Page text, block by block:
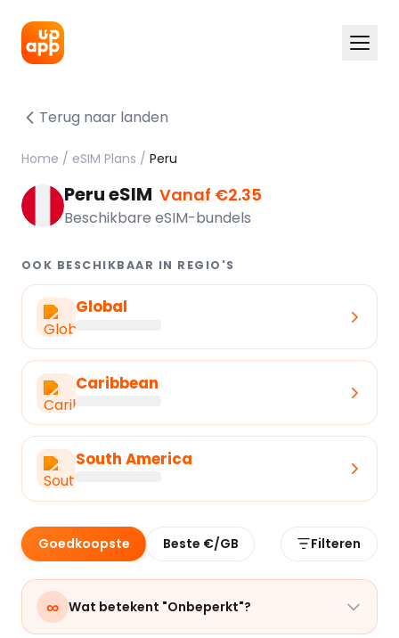
Terug naar landen
Home / eSIM Plans / Peru
Peru eSIM Vanaf €2.35
Beschikbare eSIM-bundels
OOK BESCHIKBAAR IN REGIO'S
Global
Caribbean
South America
Goedkoopste Beste €/GB Filteren
∞ Wat betekent "Onbeperkt"?